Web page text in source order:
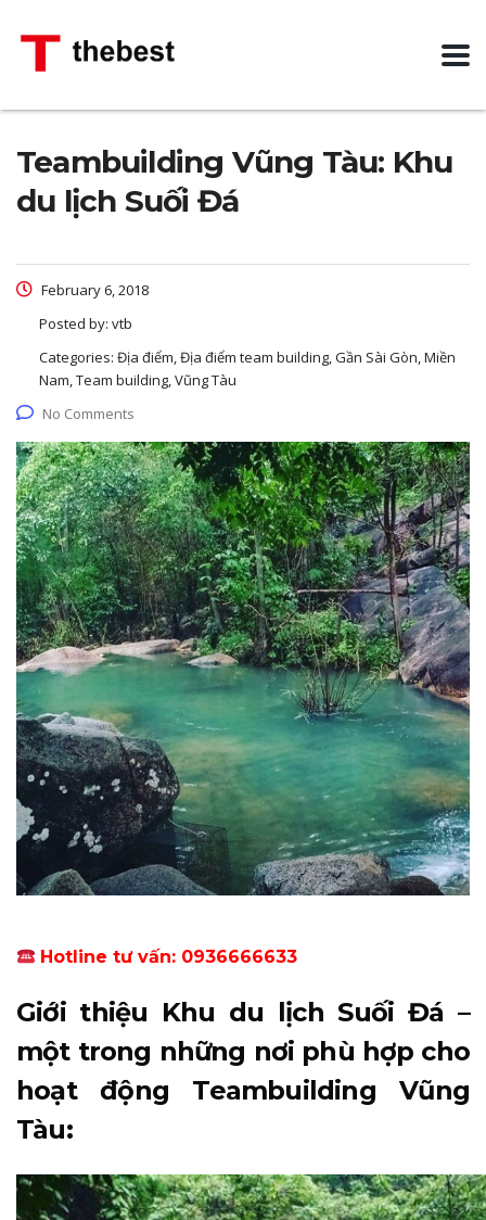
Teambuilding Vũng Tàu: Khu
du lịch Suối Đá
February 6, 2018
Posted by: vtb
Categories: Địa điểm, Địa điểm team building, Gần Sài Gòn, Miền
Nam, Team building, Vũng Tàu
No Comments
Hotline tư vấn: 0936666633
Giới thiệu Khu du lịch Suối Đá –
một trong những nơi phù hợp cho
hoạt động Teambuilding Vũng
Tàu: